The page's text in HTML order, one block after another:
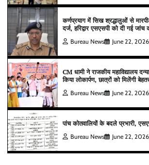
कर्णप्रयाग में सिख श्रद्धालुओं से
दर्ज, हरिद्वार एसएसपी को दी गई जांच
Bureau News June 22, 2026
CM धामी ने राजकीय महाविद्यालय
किया लोकार्पण, छात्रों को मिलेंगी
Bureau News June 22, 2026
पांच कोतवालियों के बदले प्रभारी,
Bureau News June 22, 2026